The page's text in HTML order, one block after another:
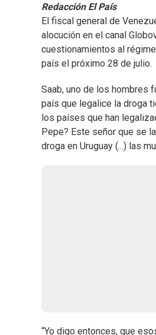
Redacción El País
El fiscal general de
alocución en el canal
cuestionamientos al
país el próximo 28 de julio.
Saab, uno de los hombres
país que legalice la droga
los países que han
Pepe? Este señor que se
droga en Uruguay (...) las
“Yo digo entonces, que